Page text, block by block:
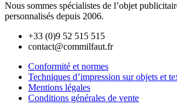
Nous sommes spécialistes de l’objet
personnalisés depuis 2006.
+33 (0)9 52 515 515
contact@commilfaut.fr
Conformité et normes
Techniques d’impression sur objets et
Mentions légales
Conditions générales de vente